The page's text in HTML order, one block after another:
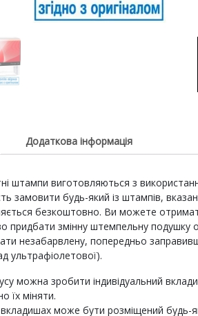
матеріали для
печаток та
продукція для
Додаткова інформація
штампи виготовляються з
замовити будь-який із штампів,
безкоштовно. Ви можете
придбати змінну штемпельну подушку
незабарвлену, попередньо
ультрафіолетової).
можна зробити індивідуальний
їх міняти.
може бути розміщений будь-